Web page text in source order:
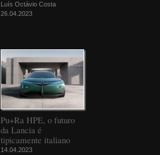
Luís Octávio Costa
26.04.2023
Pu+Ra HPE, o futuro
da Lancia é
tipicamente italiano
14.04.2023